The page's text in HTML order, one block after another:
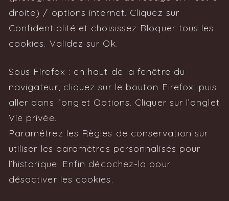
droite) / options internet. Cliquez sur
Confidentialité et choisissez Bloquer tous les
cookies. Validez sur Ok.
Sous Firefox : en haut de la fenêtre du
navigateur, cliquez sur le bouton Firefox, puis
aller dans l’onglet Options. Cliquer sur l’onglet
Vie privée.
Paramétrez les Règles de conservation sur :
utiliser les paramètres personnalisés pour
l’historique. Enfin décochez-la pour
désactiver les cookies.